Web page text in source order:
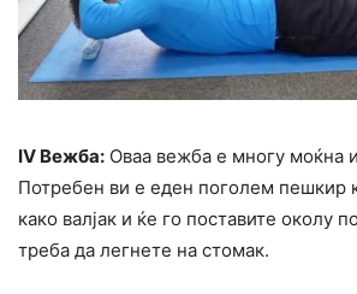
IV Вежба: Оваа вежба е многу моќна
Потребен ви е еден поголем пешкир
како валјак и ќе го поставите околу
треба да легнете на стомак.